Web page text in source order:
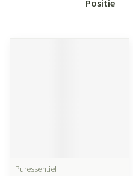
Sorteer op:
Puressentiel